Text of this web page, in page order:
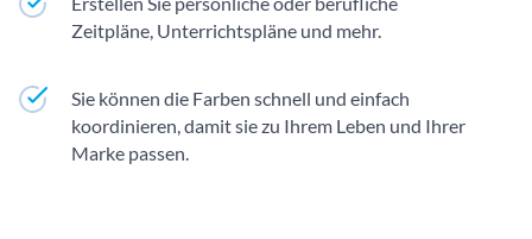
Zeitpläne, Unterrichtspläne und mehr.
Sie können die Farben schnell und einfach
koordinieren, damit sie zu Ihrem Leben und Ihrer
Marke passen.